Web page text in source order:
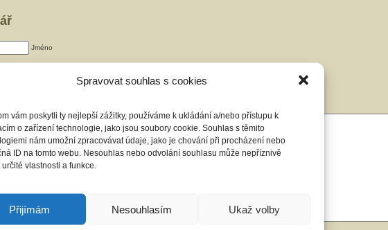
Spravovat souhlas s cookies
vám poskytli ty nejlepší zážitky, používáme k ukládání a/nebo přístupu k
o zařízení technologie, jako jsou soubory cookie. Souhlas s těmito
nám umožní zpracovávat údaje, jako je chování při procházení nebo
ID na tomto webu. Nesouhlas nebo odvolání souhlasu může nepříznivě
vlastnosti a funkce.
Přijímám Nesouhlasím Ukaž volby
Jméno